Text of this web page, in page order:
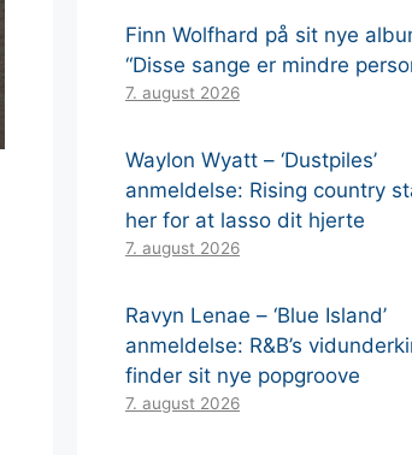
Finn Wolfhard på sit nye
“Disse sange er mindre
7. august 2026
Waylon Wyatt – ‘Dustpiles’
anmeldelse: Rising country
her for at lasso dit hjerte
7. august 2026
Ravyn Lenae – ‘Blue Island’
anmeldelse: R&B’s
finder sit nye popgroove
7. august 2026